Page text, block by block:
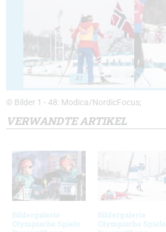
47
© Bilder 1 - 48: Modica/NordicFocus;
VERWANDTE ARTIKEL
Bildergalerie
Olympische Spiele
Bildergalerie
Olympische Spiele